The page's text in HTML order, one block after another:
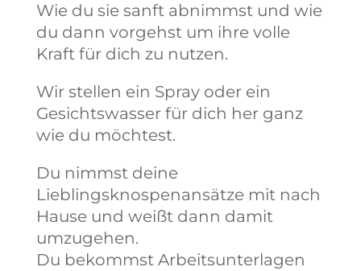
Wie du sie sanft abnimmst und wie
du dann vorgehst um ihre volle
Kraft für dich zu nutzen.
Wir stellen ein Spray oder ein
Gesichtswasser für dich her ganz
wie du möchtest.
Du nimmst deine
Lieblingsknospenansätze mit nach
Hause und weißt dann damit
umzugehen.
Du bekommst Arbeitsunterlagen